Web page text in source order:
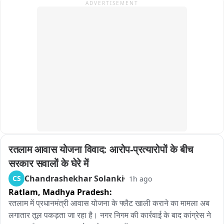
दिक्कतों का सामना करना पड़ रहा है। ADVERTISEMENT
रतलाम आवास योजना विवाद: आरोप-प्रत्यारोपों के बीच
सरकार सवालों के घेरे में
CS Chandrashekhar Solanki 1h ago
Ratlam, Madhya Pradesh:
रतलाम में प्रधानमंत्री आवास योजना के फ्लैट खाली कराने का मामला अब
लगातार तूल पकड़ता जा रहा है। नगर निगम की कार्रवाई के बाद कांग्रेस ने